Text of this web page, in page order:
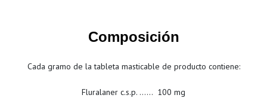
Composición
Cada gramo de la tableta masticable de producto contiene:
Fluralaner c.s.p. ...... 100 mg